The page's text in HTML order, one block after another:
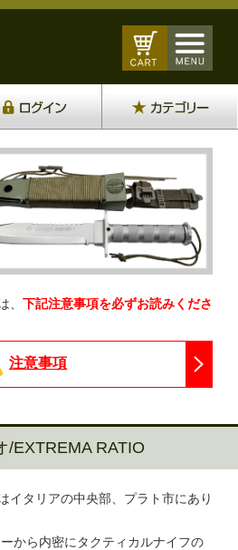
、 下記注意事項を必ずお読みくださ
注意事項
/EXTREMA RATIO
イタリアの中央部、プラト市にあり
から内密にタクティカルナイフの